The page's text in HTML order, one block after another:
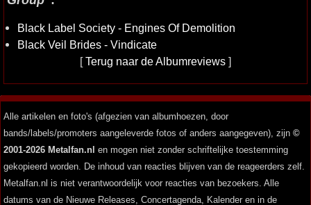
Black Label Society - Engines Of Demolition
Black Veil Brides - Vindicate
[Terug naar de Albumreviews ]
Alle artikelen en foto's (afgezien van albumhoezen, door
bands/labels/promoters aangeleverde fotos of anders aangegeven), zijn ©
2001-2026 Metalfan.nl en mogen niet zonder schriftelijke toestemming
gekopieerd worden. De inhoud van reacties blijven van de reageerders zelf.
Metalfan.nl is niet verantwoordelijk voor reacties van bezoekers. Alle
datums van de Nieuwe Releases, Concertagenda, Kalender en in de